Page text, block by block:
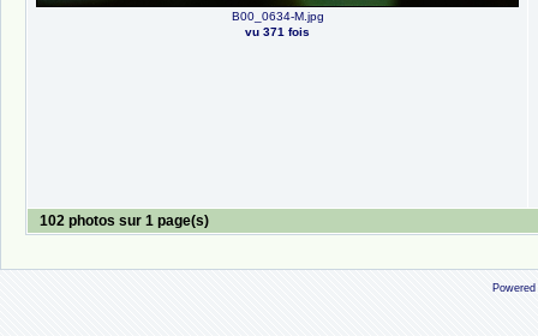
B00_0634-M.jpg
vu 371 fois
102 photos sur 1 page(s)